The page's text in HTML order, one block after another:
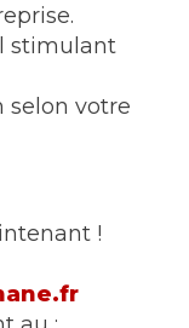
stimulant
selon votre
!